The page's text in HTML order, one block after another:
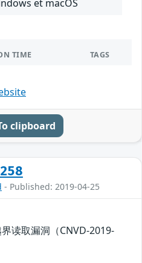
et macOS
TIME TAGS
clipboard
- Published: 2019-04-25
读取漏洞（CNVD-2019-